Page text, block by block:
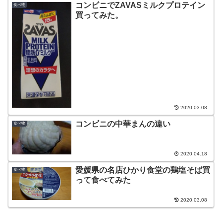
食べ物
コンビニでZAVASミルクプロテイン
買ってみた。
2020.03.08
食べ物 コンビニの中華まんの違い
2020.04.18
食べ物
愛媛県の名店ひかり食堂の鶏塩そば買
って食べてみた
2020.03.08